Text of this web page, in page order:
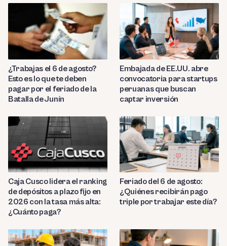
¿Trabajas el 6 de agosto?
Esto es lo que te deben
pagar por el feriado de la
Batalla de Junín
Embajada de EE.UU. abre
convocatoria para startups
peruanas que buscan
captar inversión
Caja Cusco lidera el ranking
de depósitos a plazo fijo en
2026 con la tasa más alta:
¿Cuánto paga?
Feriado del 6 de agosto:
¿Quiénes recibirán pago
triple por trabajar este día?